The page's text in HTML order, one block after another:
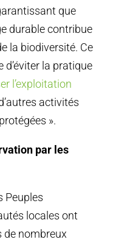
que
durable contribue
la biodiversité. Ce
la pratique
l’exploitation
activités
».
par les
Peuples
locales ont
de nombreux